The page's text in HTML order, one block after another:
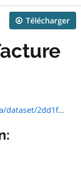
Télécharger
4da7-9a70-138ab31299e6/download/0152f.pdf